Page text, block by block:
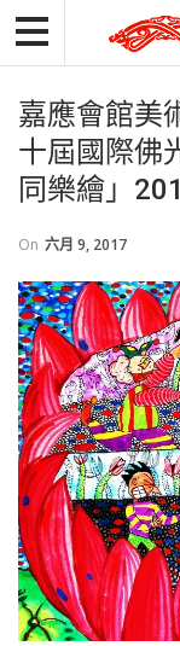
嘉應會館美
十屆國際佛
同樂繪」
On 六月 9, 2017